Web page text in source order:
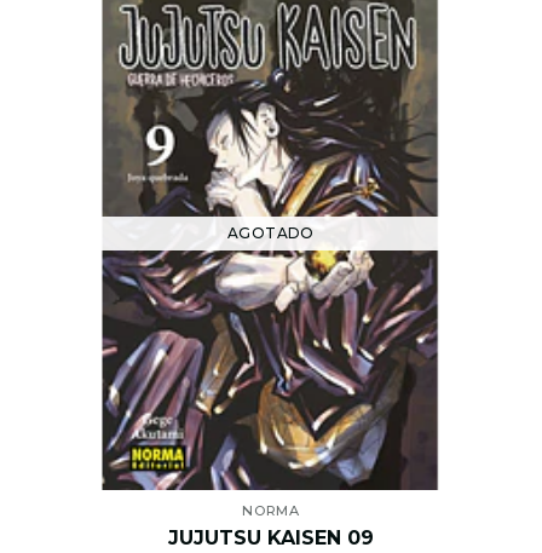
AGOTADO
NORMA
JUJUTSU KAISEN 09